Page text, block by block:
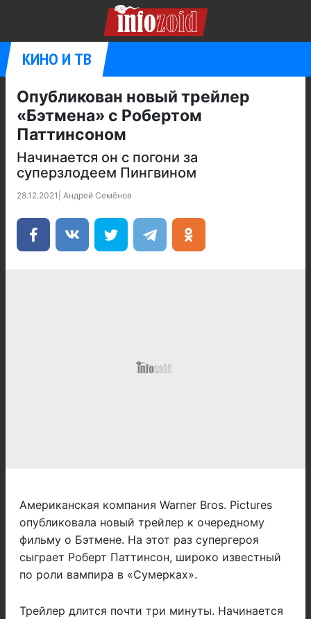
КИНО И ТВ
Опубликован новый трейлер
«Бэтмена» с Робертом
Паттинсоном
Начинается он с погони за
суперзлодеем Пингвином
28.12.2021 Андрей Семёнов
Американская компания Warner Bros. Pictures
опубликовала новый трейлер к очередному
фильму о Бэтмене. На этот раз супергероя
сыграет Роберт Паттинсон, широко известный
по роли вампира в «Сумерках».
Трейлер длится почти три минуты. Начинается